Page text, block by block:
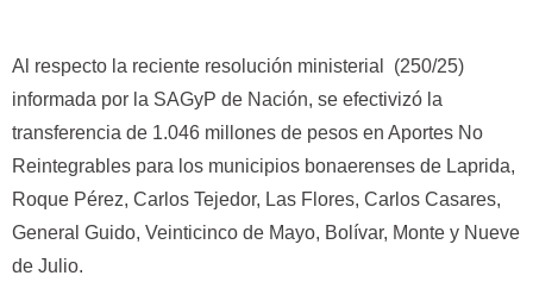
Al respecto la reciente resolución ministerial (250/25)
informada por la SAGyP de Nación, se efectivizó la
transferencia de 1.046 millones de pesos en Aportes No
Reintegrables para los municipios bonaerenses de Laprida,
Roque Pérez, Carlos Tejedor, Las Flores, Carlos Casares,
General Guido, Veinticinco de Mayo, Bolívar, Monte y Nueve
de Julio.